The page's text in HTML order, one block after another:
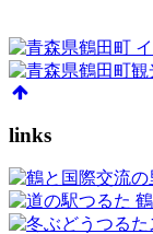
links